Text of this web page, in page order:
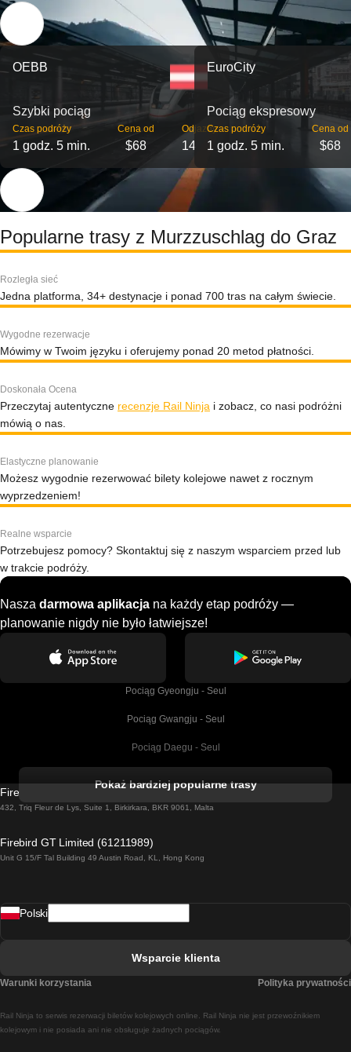
OEBB
Szybki pociąg
Czas podróży
1 godz. 5 min.
Cena od
$68
Odjazdy
14
EuroCity
Pociąg ekspresowy
Czas podróży
1 godz. 5 min.
Cena od
$68
Popularne trasy z Murzzuschlag do Graz
Rozległa sieć
Jedna platforma, 34+ destynacje i ponad 700 tras na całym świecie.
Wygodne rezerwacje
Mówimy w Twoim języku i oferujemy ponad 20 metod płatności.
Doskonała Ocena
Przeczytaj autentyczne recenzje Rail Ninja i zobacz, co nasi podróżni
mówią o nas.
Elastyczne planowanie
Możesz wygodnie rezerwować bilety kolejowe nawet z rocznym
wyprzedzeniem!
Realne wsparcie
Potrzebujesz pomocy? Skontaktuj się z naszym wsparciem przed lub
w trakcie podróży.
Nasza darmowa aplikacja na każdy etap podróży —
planowanie nigdy nie było łatwiejsze!
Pociąg Gyeongju - Seul
Pociąg Gwangju - Seul
Pociąg Daegu - Seul
Pociąg Dublin - Galway
Pociąg Rzym - Neapol
Pociąg Madryt - Lizbona
Pokaż bardziej popularne trasy
Firebird GT Limited (OC 1451)
432, Triq Fleur de Lys, Suite 1, Birkirkara, BKR 9061, Malta
Firebird GT Limited (61211989)
Unit G 15/F Tal Building 49 Austin Road, KL, Hong Kong
Rail Ninja to serwis rezerwacji biletów kolejowych online. Rail Ninja nie jest przewoźnikiem
kolejowym i nie posiada ani nie obsługuje żadnych pociągów.
Polski
Wsparcie klienta
Warunki korzystania Polityka prywatności